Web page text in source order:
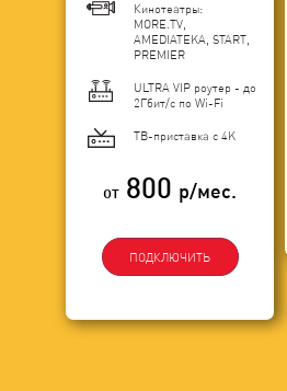
Кинотеатры:
MORE.TV,
AMEDIATEKA, START,
PREMIER
ULTRA VIP роутер - до
2Гбит/c по Wi-Fi
ТВ-приставка с 4K
от 800 р/мес.
ПОДКЛЮЧИТЬ